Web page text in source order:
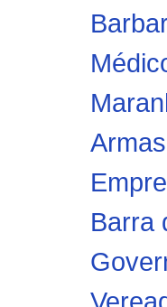
Barra